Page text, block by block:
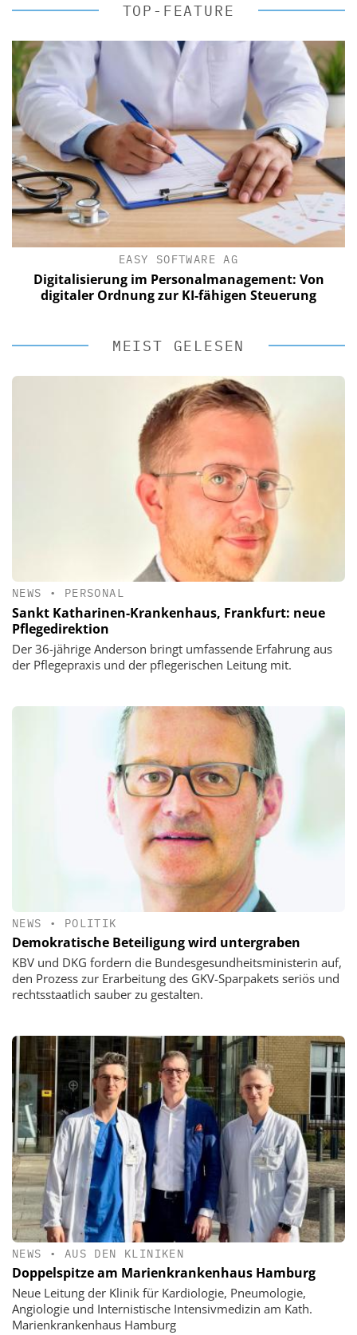
TOP-FEATURE
EASY SOFTWARE AG
Digitalisierung im Personalmanagement: Von
digitaler Ordnung zur KI-fähigen Steuerung
MEIST GELESEN
NEWS • PERSONAL
Sankt Katharinen-Krankenhaus, Frankfurt: neue
Pflegedirektion
Der 36-jährige Anderson bringt umfassende Erfahrung aus
der Pflegepraxis und der pflegerischen Leitung mit.
NEWS • POLITIK
Demokratische Beteiligung wird untergraben
KBV und DKG fordern die Bundesgesundheitsministerin auf,
den Prozess zur Erarbeitung des GKV-Sparpakets seriös und
rechtsstaatlich sauber zu gestalten.
NEWS • AUS DEN KLINIKEN
Doppelspitze am Marienkrankenhaus Hamburg
Neue Leitung der Klinik für Kardiologie, Pneumologie,
Angiologie und Internistische Intensivmedizin am Kath.
Marienkrankenhaus Hamburg